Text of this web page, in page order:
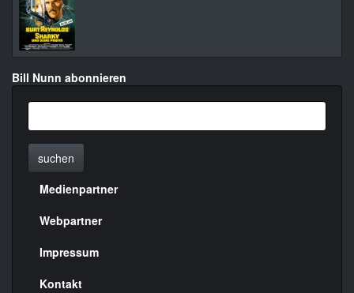
Bill Nunn abonnieren
suchen
Menülinks
rechte
Seite
Medienpartner
Webpartner
Impressum
Kontakt